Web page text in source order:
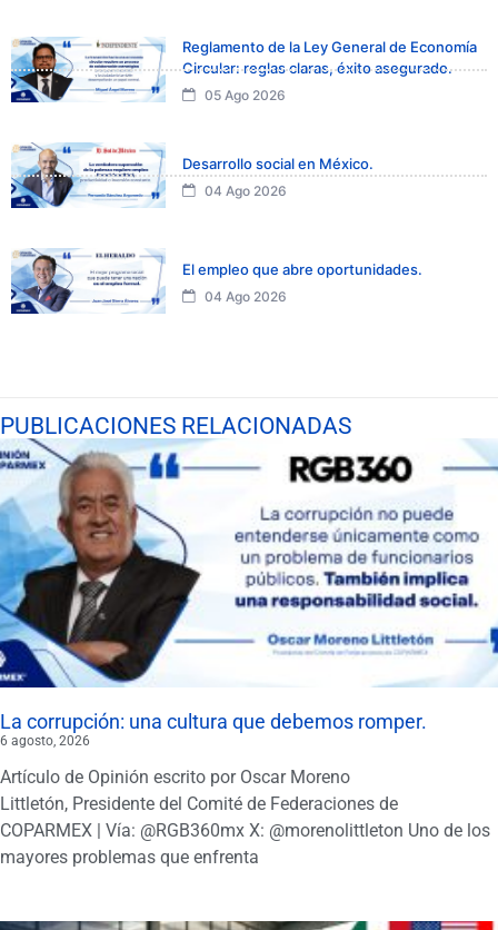
Reglamento de la Ley General de Economía
Circular: reglas claras, éxito asegurado.
05 Ago 2026
Desarrollo social en México.
04 Ago 2026
El empleo que abre oportunidades.
04 Ago 2026
PUBLICACIONES RELACIONADAS
La corrupción: una cultura que debemos romper.
6 agosto, 2026
Artículo de Opinión escrito por Oscar Moreno
Littletón, Presidente del Comité de Federaciones de
COPARMEX | Vía: @RGB360mx X: @morenolittleton Uno de los
mayores problemas que enfrenta